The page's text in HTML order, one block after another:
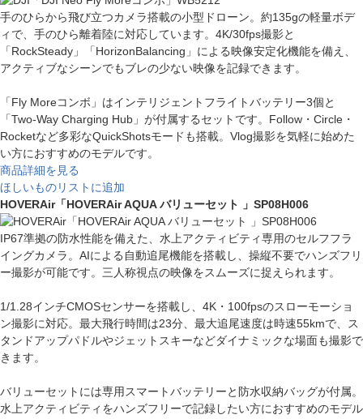
手のひらから飛び立つカメラ搭載の小型ドローン。約135gの軽量ボデ
ィで、手のひら離着陸に対応しています。4K/30fps撮影と
「RockSteady」「HorizonBalancing」による映像安定化機能を備え、
アクティブなシーンでもブレの少ない映像を記録できます。
「Fly Moreコンボ」はインテリジェントフライトバッテリー3個と
「Two-Way Charging Hub」が付属するセットです。Follow・Circle・
Rocketなど多彩なQuickShotsモードも搭載。Vlog撮影を気軽に始めた
い方におすすめのモデルです。
商品詳細を見る
ほしいものリストに追加
HOVERAir「HOVERAir AQUA バリューセット 」SP08H006
IP67準拠の防水性能を備えた、水上アクティビティ専用のセルフフラ
イングカメラ。AIによる自動追尾機能を搭載し、操縦不要でハンズフリ
ー撮影が可能です。三人称視点の映像をスムーズに捉えられます。
1/1.28インチCMOSセンサーを搭載し、4K・100fpsのスローモーショ
ン撮影に対応。最大飛行時間は23分、最大追尾速度は時速55kmで、ス
タンドアップパドルやジェットスキーなどダイナミックな場面も撮影で
きます。
バリューセットには専用スマートバッテリーと防水収納バッグが付属。
水上アクティビティをハンズフリーで記録したい方におすすめのモデル